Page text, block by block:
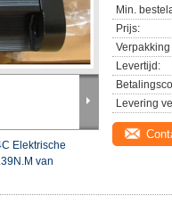
Elektrische
van
Min.
Prijs:
Levertijd:
Levering